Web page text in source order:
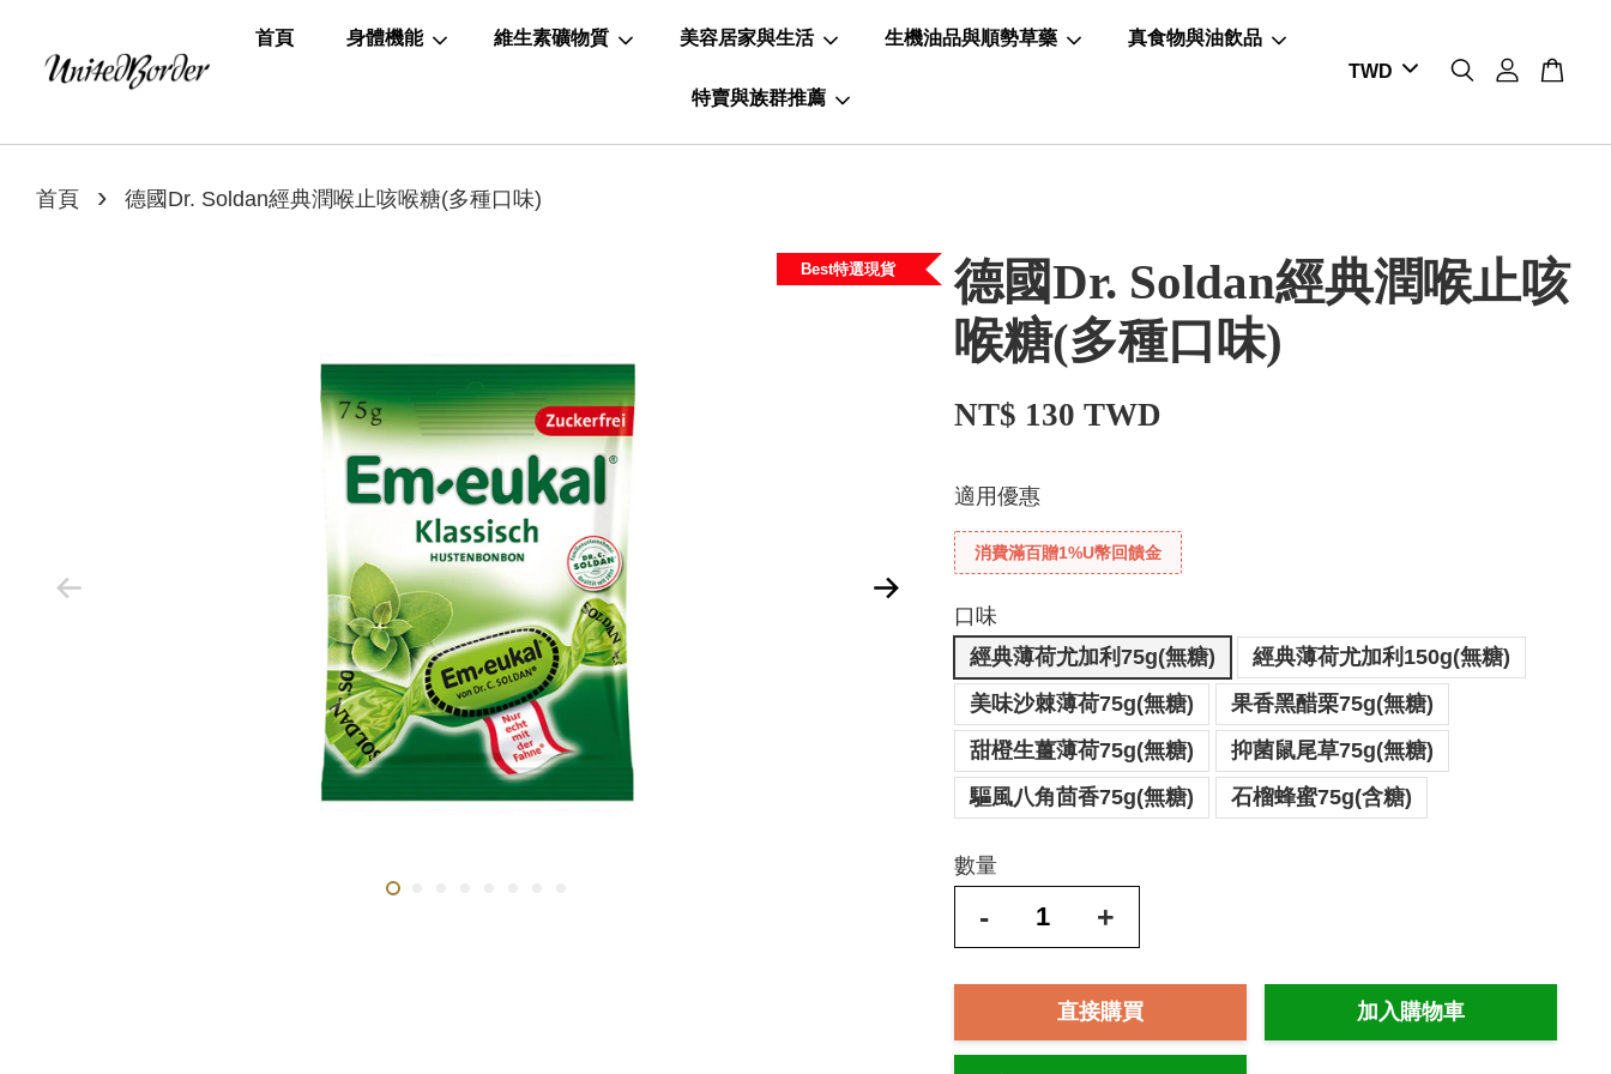
首頁 身體機能 維生素礦物質 美容居家與生活 生機油品與順勢草藥 真食物與油飲品
特賣與族群推薦
首頁 › 德國Dr. Soldan經典潤喉止咳喉糖(多種口味)
Best特選現貨
德國Dr. Soldan經典潤喉止咳
喉糖(多種口味)
NT$ 130 TWD
適用優惠
消費滿百贈1%U幣回饋金
口味
經典薄荷尤加利75g(無糖)
經典薄荷尤加利150g(無糖)
美味沙棘薄荷75g(無糖)
果香黑醋栗75g(無糖)
甜橙生薑薄荷75g(無糖)
抑菌鼠尾草75g(無糖)
驅風八角茴香75g(無糖)
石榴蜂蜜75g(含糖)
數量
- +
直接購買 加入購物車